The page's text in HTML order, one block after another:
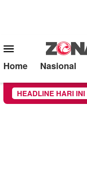
Mobile
Menu
Home Nasional
HEADLINE HARI INI
RTH demi Target